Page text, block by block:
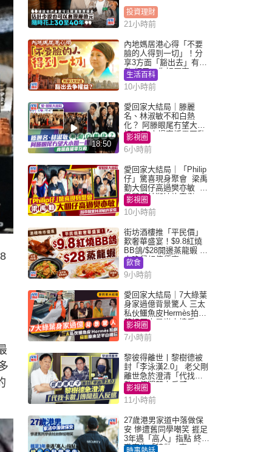
投資理財
21小時前
內地媽居港心得「不要
臉的人得到一切」！分
享3方面「豁出去」有著
數 網民：你好厲害
生活百科
10小時前
18:50
愛回家大結局｜滕麗
名、林淑敏不和白熱
化？ 阿滕眼尾冇望大小
姐一眼 商場直播零互動
影視圈
6小時前
愛回家大結局｜「Philip
仔」驚喜現身聚會 梁禹
勤大個仔高過樊亦敏 超
乖黐實林淑敏許家傑
影視圈
10小時前
街坊酒樓推「平民價」
歎奢華盛宴！$9.8紅燒
BB鴿/$28開邊蒸龍蝦 3
大晚餐超值優惠
飲食
9小時前
愛回家大結局｜7大綠葉
身家過億背景驚人 三太
私伙鱷魚皮Hermès拍劇
蘇姐原來是半山樓后
影視圈
7小時前
黎彼得離世丨黎樹德被
封「李泳漢2.0」 老父剛
離世急於澄清「代找卡
數」傳聞惹人反感
影視圈
11小時前
27歲港男家道中落做保
安 慘遭舊同學嘲笑 捱足
3年遇「高人」指點 終辭
職宣告「轉做一事」｜